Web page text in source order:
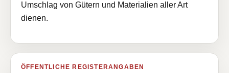
Umschlag von Gütern und Materialien aller Art
dienen.
ÖFFENTLICHE REGISTERANGABEN